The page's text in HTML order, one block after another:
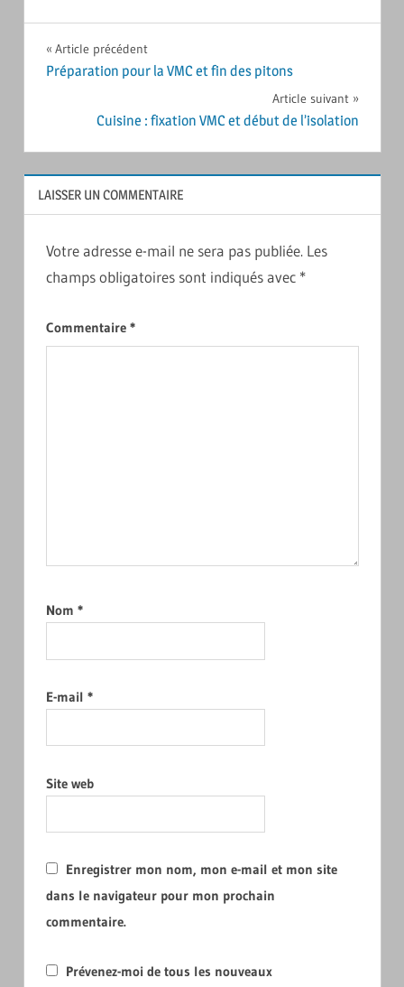
Navigation
de
l’article
Article précédent
Préparation pour la VMC et fin des pitons
Article suivant
Cuisine : fixation VMC et début de l’isolation
LAISSER UN COMMENTAIRE
Votre adresse e-mail ne sera pas publiée. Les
champs obligatoires sont indiqués avec *
Commentaire *
Nom *
E-mail *
Site web
Enregistrer mon nom, mon e-mail et mon site
dans le navigateur pour mon prochain
commentaire.
Prévenez-moi de tous les nouveaux